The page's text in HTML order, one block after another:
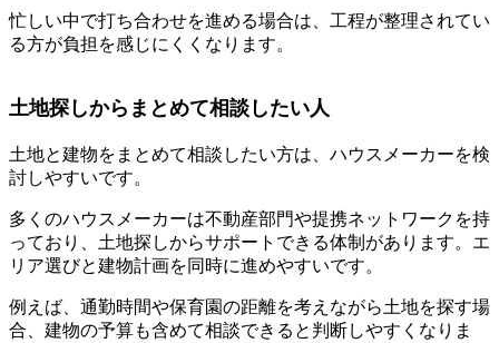
忙しい中で打ち合わせを進める場合は、工程が整理されてい
る方が負担を感じにくくなります。
土地探しからまとめて相談したい人
土地と建物をまとめて相談したい方は、ハウスメーカーを検
討しやすいです。
多くのハウスメーカーは不動産部門や提携ネットワークを持
っており、土地探しからサポートできる体制があります。エ
リア選びと建物計画を同時に進めやすいです。
例えば、通勤時間や保育園の距離を考えながら土地を探す場
合、建物の予算も含めて相談できると判断しやすくなりま